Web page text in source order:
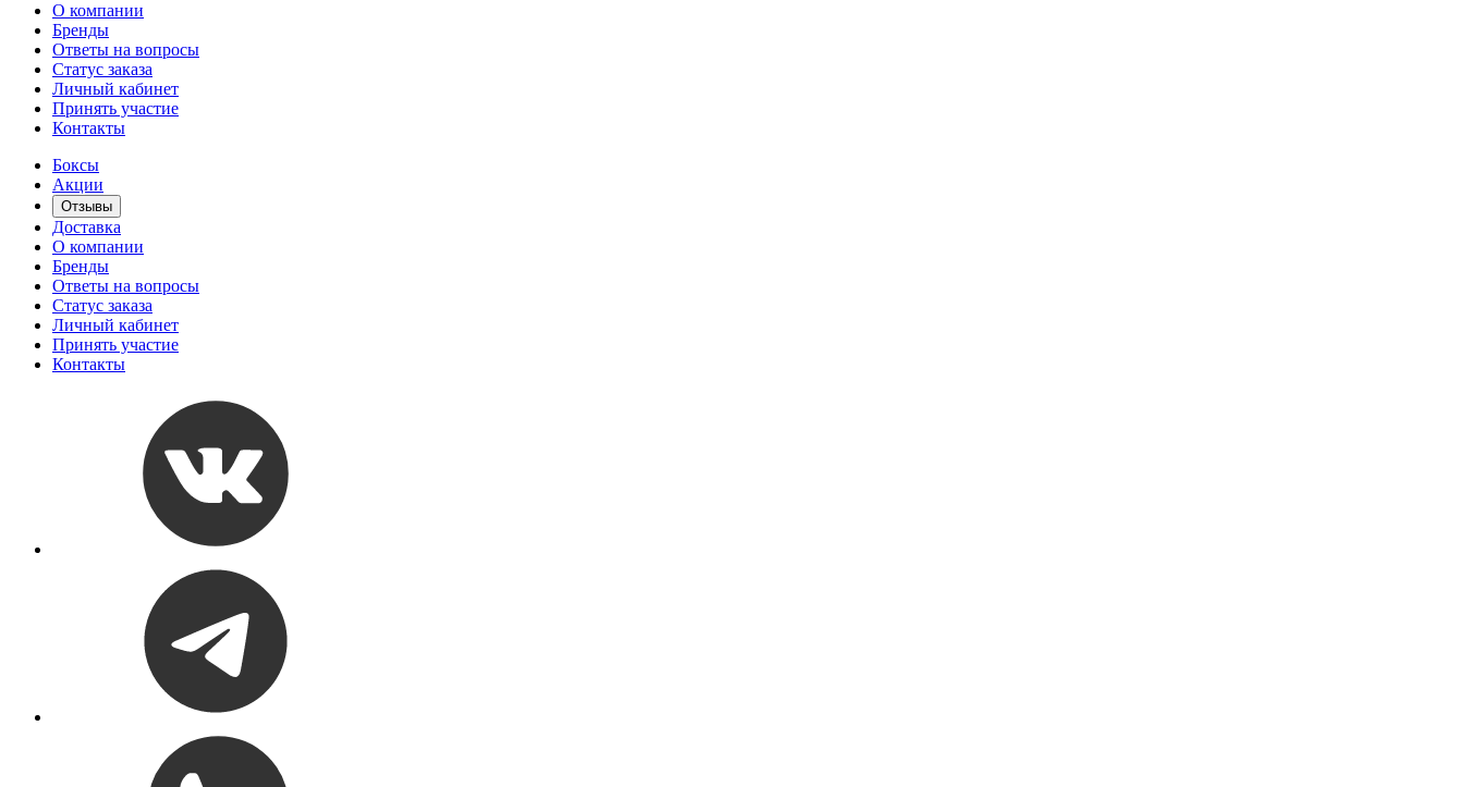
О компании
Бренды
Ответы на вопросы
Статус заказа
Личный кабинет
Принять участие
Контакты
Боксы
Акции
Отзывы
Доставка
О компании
Бренды
Ответы на вопросы
Статус заказа
Личный кабинет
Принять участие
Контакты